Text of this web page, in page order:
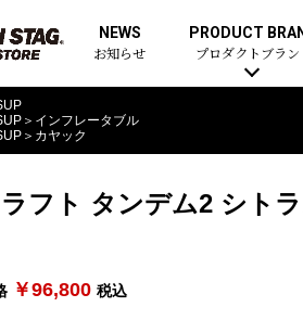
NEWS
お知らせ
PRODUCT
プロダクトブラン
＞ インフレータブル
＞ カヤック
フト タンデム2 シト
￥96,800 税込